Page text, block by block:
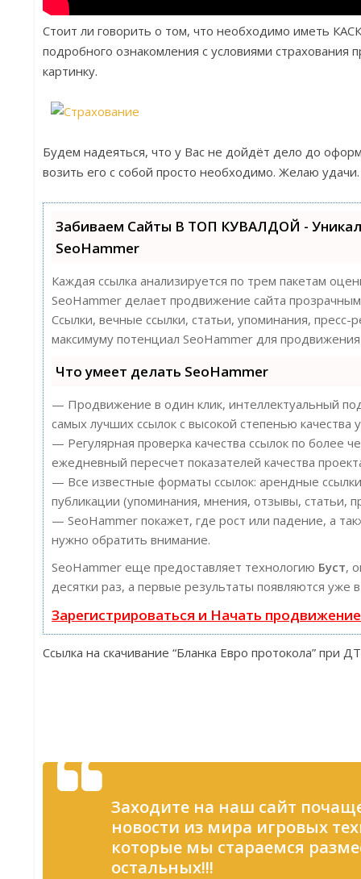
Стоит ли говорить о том, что необходимо иметь
подробного ознакомления с условиями страхования
картинку.
Будем надеяться, что у Вас не дойдёт дело до
возить его с собой просто необходимо. Желаю удачи.
Забиваем Сайты В ТОП КУВАЛДОЙ -
SeoHammer
Каждая ссылка анализируется по трем пакетам
SeoHammer делает продвижение сайта
Ссылки, вечные ссылки, статьи, упоминания, пресс-
максимуму потенциал SeoHammer для
Что умеет делать SeoHammer
— Продвижение в один клик, интеллектуальный
самых лучших ссылок с высокой степенью качества
— Регулярная проверка качества ссылок по более
ежедневный пересчет показателей качества
— Все известные форматы ссылок: арендные
публикации (упоминания, мнения, отзывы, статьи,
— SeoHammer покажет, где рост или падение, а
нужно обратить внимание.
SeoHammer еще предоставляет технологию Буст,
десятки раз, а первые результаты появляются уже
Зарегистрироваться и Начать продвижение
Ссылка на скачивание “Бланка Евро протокола” при
Заходите на наш сайт
новости из мира игровых
которые мы стараемся
остальных!!!